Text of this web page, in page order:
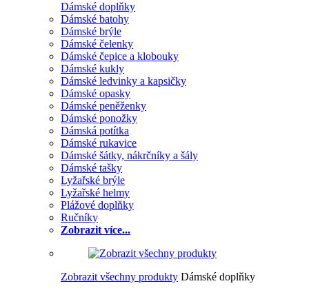
Dámské doplňky
Dámské batohy
Dámské brýle
Dámské čelenky
Dámské čepice a klobouky
Dámské kukly
Dámské ledvinky a kapsičky
Dámské opasky
Dámské peněženky
Dámské ponožky
Dámská potítka
Dámské rukavice
Dámské šátky, nákrčníky a šály
Dámské tašky
Lyžařské brýle
Lyžařské helmy
Plážové doplňky
Ručníky
Zobrazit více...
Zobrazit všechny produkty Dámské doplňky